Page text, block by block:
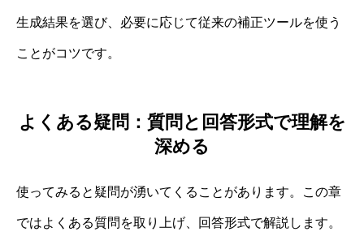
生成結果を選び、必要に応じて従来の補正ツールを使う
ことがコツです。
よくある疑問：質問と回答形式で理解を
深める
使ってみると疑問が湧いてくることがあります。この章
ではよくある質問を取り上げ、回答形式で解説します。